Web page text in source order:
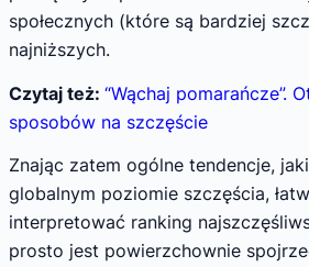
społecznych (które są bardziej
najniższych.
Czytaj też: “Wąchaj pomarańcze”.
sposobów na szczęście
Znając zatem ogólne tendencje,
globalnym poziomie szczęścia,
interpretować ranking
prosto jest powierzchownie